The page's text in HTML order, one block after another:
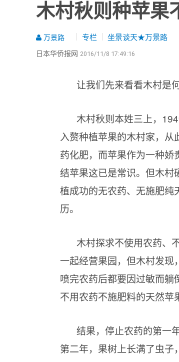
木村秋则种苹果
万景路 专栏 坐景谈天★万景路
日本华侨报网 2016/11/8 17:49:16
让我们先来看看木村是
木村秋则本姓三上，
入赘种植苹果的木村家，
药化肥，而苹果作为一种
结苹果这已是常识。但木村
植成功的无农药、无施肥纯
历。
木村探求不使用农药、
一起经营果园，但木村发现
喷完农药后都要因过敏而
不用农药不施肥料的天然苹
结果，停止农药的第一
第二年，果树上长满了虫